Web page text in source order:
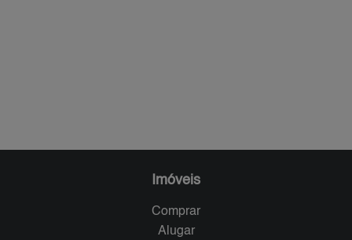
Imóveis
Comprar
Alugar